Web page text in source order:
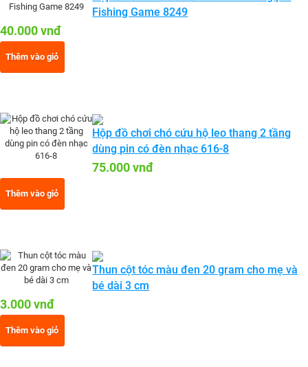
Fishing Game 8249
40.000 vnđ
Thêm vào giỏ
Hộp đồ chơi chó cứu hộ leo thang 2 tầng
dùng pin có đèn nhạc 616-8
75.000 vnđ
Thêm vào giỏ
Thun cột tóc màu đen 20 gram cho mẹ và
bé dài 3 cm
3.000 vnđ
Thêm vào giỏ